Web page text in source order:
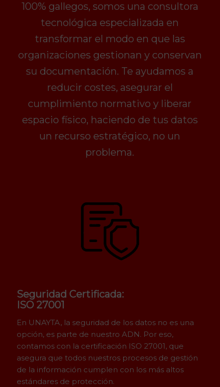
100% gallegos, somos una consultora
tecnológica especializada en
transformar el modo en que las
organizaciones gestionan y conservan
su documentación. Te ayudamos a
reducir costes, asegurar el
cumplimiento normativo y liberar
espacio físico, haciendo de tus datos
un recurso estratégico, no un
problema.
Seguridad Certificada:
ISO 27001
En UNAYTA, la seguridad de los datos no es una
opción, es parte de nuestro ADN. Por eso,
contamos con la certificación ISO 27001, que
asegura que todos nuestros procesos de gestión
de la información cumplen con los más altos
estándares de protección.